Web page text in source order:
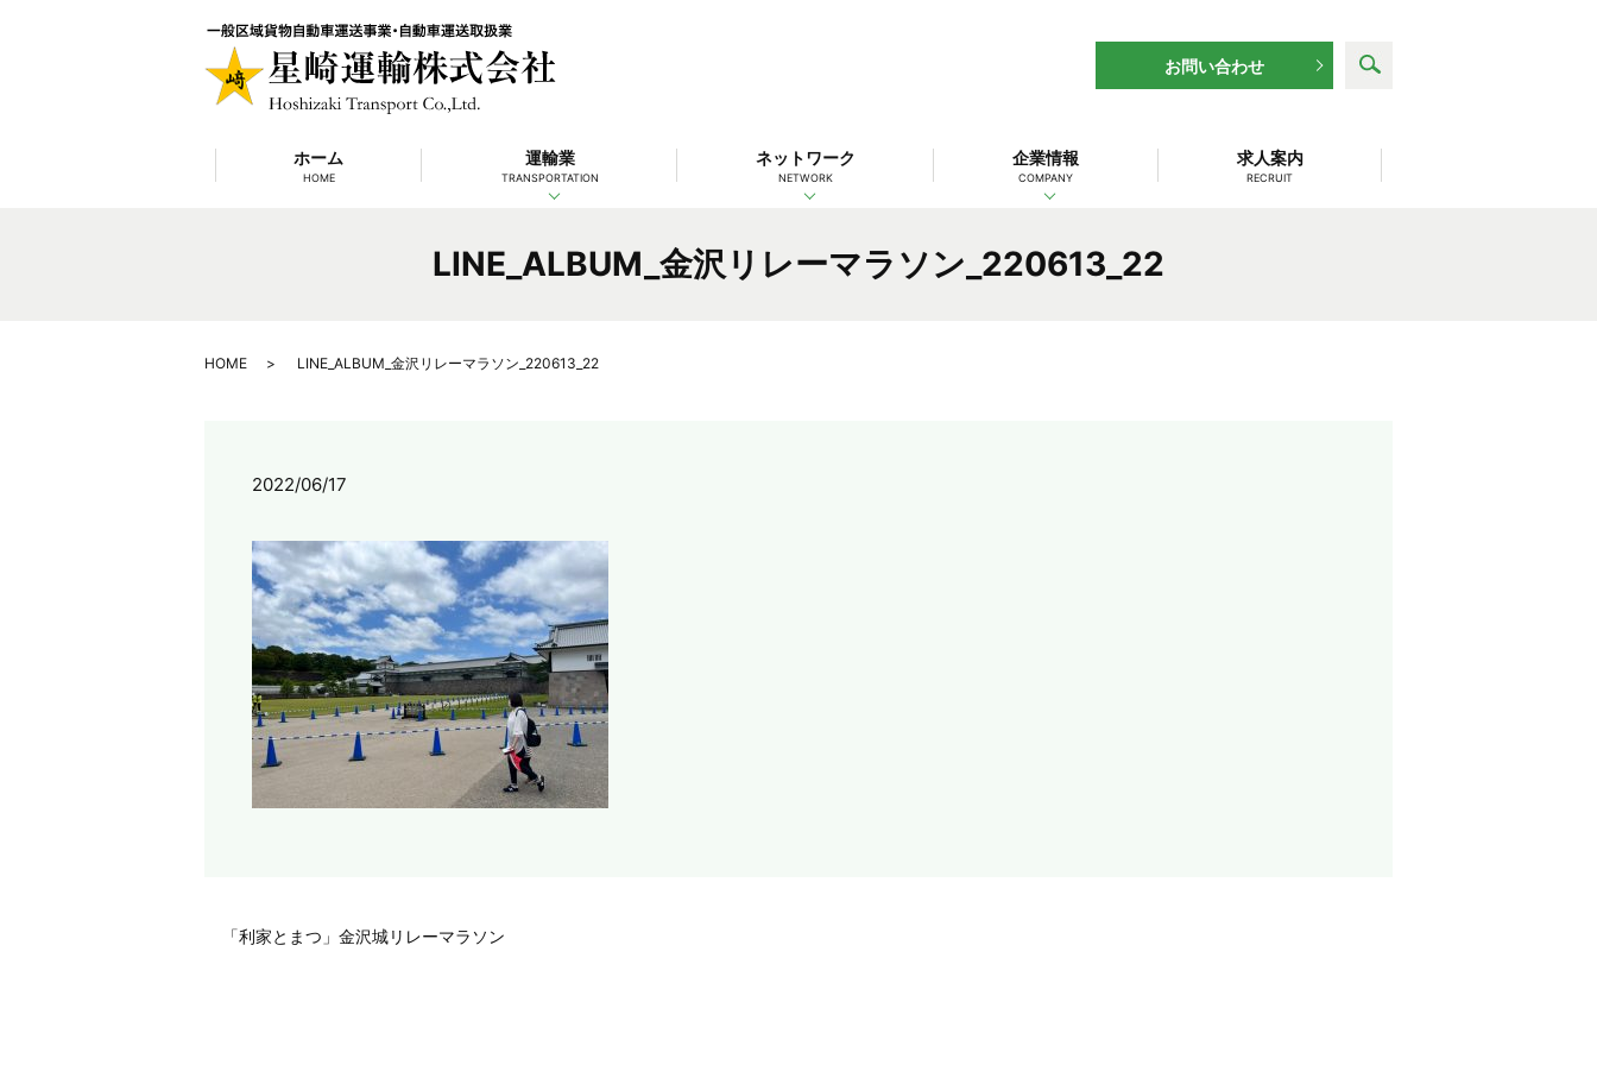
お問い合わせ
ホーム
HOME
運輸業
TRANSPORTATION
ネットワーク
NETWORK
企業情報
COMPANY
求人案内
RECRUIT
LINE_ALBUM_金沢リレーマラソン_220613_22
HOME LINE_ALBUM_金沢リレーマラソン_220613_22
2022/06/17
「利家とまつ」金沢城リレーマラソン